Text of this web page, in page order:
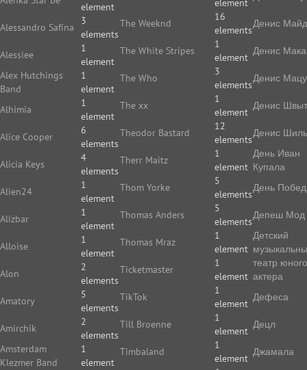
element
Alessandro Safína
3
elements
Alessiee
1
element
Alex Hutchings
Band
1
element
Alhimia
1
element
Alice Cooper
6
elements
Alicia Keys
4
elements
Alien24
1
element
Alizbar
1
element
Alloise
1
element
Alon
2
elements
Amatory
5
elements
Amirchik
2
elements
Amsterdam
Klezmer Band
1
element
element
The Weeknd
16
elements
The White Stripes
1
element
The Who
3
elements
The xx
1
element
Theodor Bastard
12
elements
Therr Maitz
1
element
Thom Yorke
5
elements
Thomas Anders
5
elements
Thomas Mraz
1
element
Ticketmaster
1
element
TikTok
1
element
Till Broenne
1
element
Timbaland
1
element
Денис
Денис
Денис
Денис
Денис
День Иван
Купала
День
Депеш Мод
Детский
театр юного
актера
Дефеса
Децл
Джамала